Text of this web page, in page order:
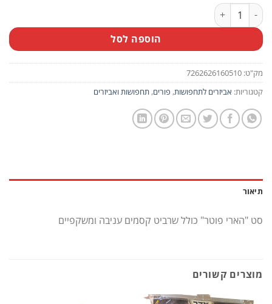
כמות של סט ''הארי פוטר'' כולל שרביט קסמים עניבה ומשקפיים
הוספה לסל
מק"ט: 7262626160510
קטגוריות: אביזרים לתחפושות, פורים, תחפושות ואביזרים
תיאור
סט "הארי פוטר" כולל שרביט קסמים עניבה ומשקפיים
מוצרים קשורים